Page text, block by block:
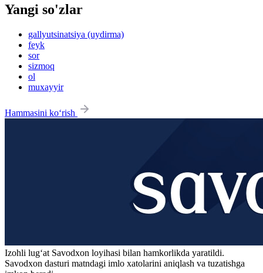
Yangi so'zlar
gallyutsinatsiya (uydirma)
feyk
sor
sizmoq
ol
muxayyir
Hammasini ko‘rish
Izohli lugʻat Savodxon loyihasi bilan hamkorlikda yaratildi.
Savodxon dasturi matndagi imlo xatolarini aniqlash va tuzatishga